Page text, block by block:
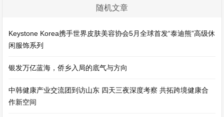
随机文章
Keystone Korea携手世界皮肤美容协会5月全球首发“泰迪熊”高级休
闲服饰系列
银发万亿蓝海，侨乡入局的底气与方向
中韩健康产业交流团到访山东 四天三夜深度考察 共拓跨境健康合
作新空间